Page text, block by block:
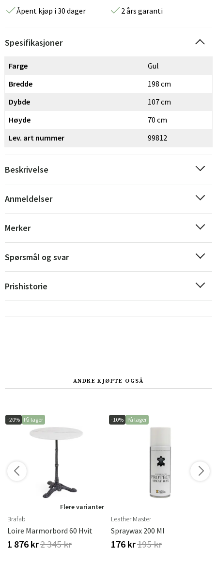
Sverige
Danmark
Norge
Åpent kjøp i 30 dager
2 års garanti
Spesifikasjoner
Farge
Gul
Bredde
198 cm
Dybde
107 cm
Høyde
70 cm
Lev. art nummer
99812
Beskrivelse
Anmeldelser
Merker
Spørsmål og svar
Prishistorie
ANDRE KJØPTE OGSÅ
-20% På lager
Flere varianter
Brafab
Loire Marmorbord 60 Hvit
1 876 kr2 345 kr
-10% På lager
Leather Master
Spraywax 200 Ml
176 kr195 kr